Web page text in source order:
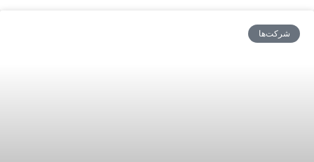
شرکت‌ها